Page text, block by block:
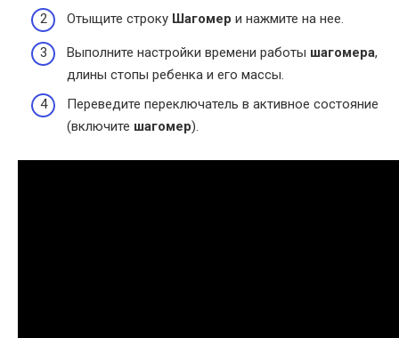
Отыщите строку Шагомер и нажмите на нее.
Выполните настройки времени работы шагомера,
длины стопы ребенка и его массы.
Переведите переключатель в активное состояние
(включите шагомер).